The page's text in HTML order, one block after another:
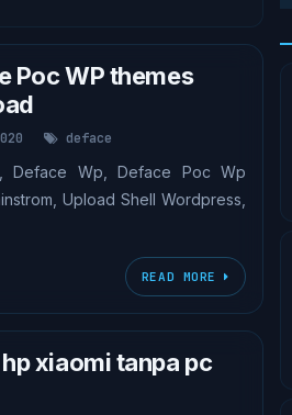
Poc WP themes
deface
Deface Wp, Deface Poc Wp
Upload Shell Wordpress,
READ MORE
xiaomi tanpa pc